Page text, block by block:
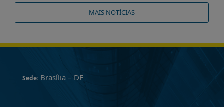
MAIS NOTÍCIAS
Sede:Brasília – DF